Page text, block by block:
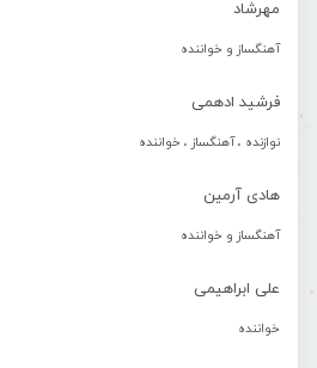
مهرشاد
آهنگساز و خواننده
فرشید ادهمی
نوازنده ، آهنگساز ، خواننده
هادی آرمین
آهنگساز و خواننده
علی ابراهیمی
خواننده